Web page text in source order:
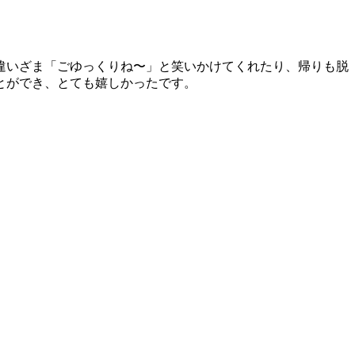
ざま「ごゆっくりね〜」と笑いかけてくれたり、帰りも脱
ができ、とても嬉しかったです。